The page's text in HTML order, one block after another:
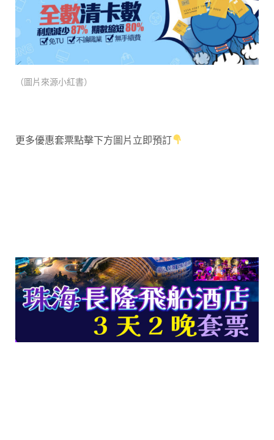
（圖片來源小紅書）
更多優惠套票點擊下方圖片立即預訂